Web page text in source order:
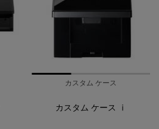
カスタム ケース
カスタム ケース ⅰ